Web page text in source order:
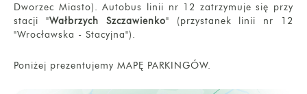
Dworzec Miasto). Autobus linii nr 12 zatrzymuje się przy
stacji "Wałbrzych Szczawienko" (przystanek linii nr 12
"Wrocławska - Stacyjna").
Poniżej prezentujemy MAPĘ PARKINGÓW.